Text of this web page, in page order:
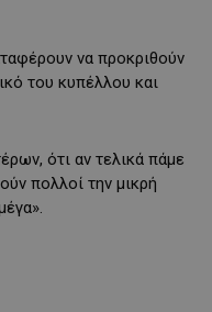
να προκριθούν
του κυπέλλου και
ότι αν τελικά πάμε
πολλοί την μικρή